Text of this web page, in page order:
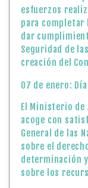
esfuerzos
para completar
dar
Seguridad de
creación del
07 de enero:
El Ministerio
acoge con
General de las
sobre el
determinación
sobre los